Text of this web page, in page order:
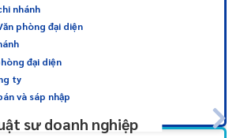
nhánh
phòng đại diện
đại diện
ty
và sáp nhập
sư doanh nghiệp